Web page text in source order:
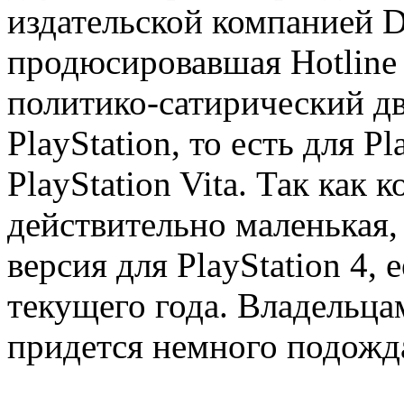
издательской компанией
продюсировавшая
политико-сатирический
PlayStation, то есть для
PlayStation Vita. Так как
действительно
версия для PlayStation 4,
текущего года.
придется немного